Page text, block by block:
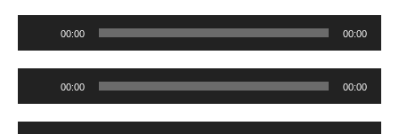
00:00 00:00
00:00 00:00